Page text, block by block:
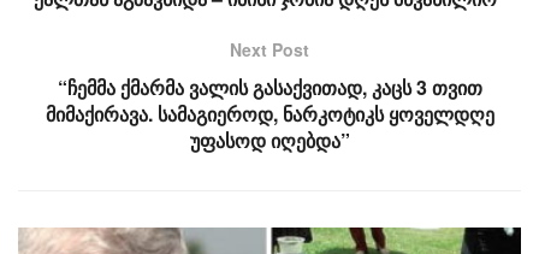
Next Post
“ჩემმა ქმარმა ვალის გასაქვითად, კაცს 3 თვით
მიმაქირავა. სამაგიეროდ, ნარკოტიკს ყოველდღე
უფასოდ იღებდა”